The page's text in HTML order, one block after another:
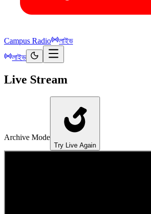
Campus Radio
লাইভ
লাইভ
Live Stream
Archive Mode
Try Live Again